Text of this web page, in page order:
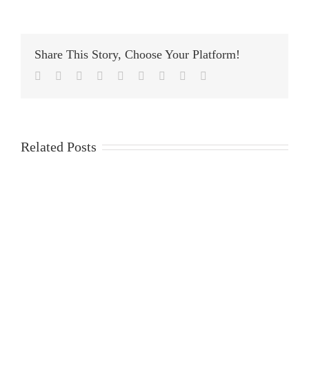
Share This Story, Choose Your Platform!
Facebook
TwitterLinkedIn
Reddit Google+
TumblrPinterest
Related Posts